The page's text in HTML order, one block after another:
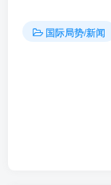
国际局势/新闻